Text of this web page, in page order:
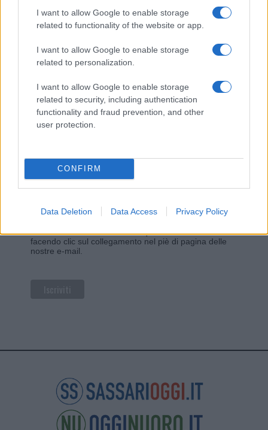
I want to allow Google to enable storage
related to functionality of the website or app.
I want to allow Google to enable storage
related to personalization.
I want to allow Google to enable storage
related to security, including authentication
functionality and fraud prevention, and other
user protection.
CONFIRM
Data Deletion Data Access Privacy Policy
Vuoi rimanere sempre aggiornato?
Iscriviti alla newsletter di Gallura Oggi e ricevi le nostre
email periodiche contenenti le ultime notizie pubblicate
sul sito web!
*campo obbligatorio
Indirizzo email*
Privacy
l'elaborazione.Leggi qui l'informativa sulla privacy
Potrai annullare l'iscrizione in qualsiasi momento
facendo clic sul collegamento nel piè di pagina delle
nostre e-mail.